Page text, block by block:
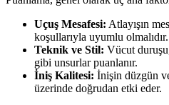
Uçuş Mesafesi: Atlayışın
koşullarıyla uyumlu olmalıdır.
Teknik ve Stil: Vücut
gibi unsurlar puanlanır.
İniş Kalitesi: İnişin düzgün
üzerinde doğrudan etki eder.